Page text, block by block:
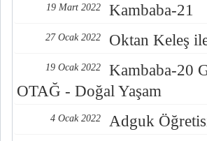
19 Mart 2022 Kambaba-21
27 Ocak 2022 Oktan Keleş
19 Ocak 2022
Kambaba-20
OTAĞ - Doğal Yaşam
4 Ocak 2022 Adguk